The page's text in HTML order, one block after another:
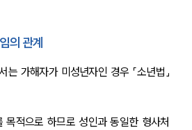
의 관계
는 가해자가 미성년자인 경우 「소년법」
목적으로 하므로 성인과 동일한 형사처